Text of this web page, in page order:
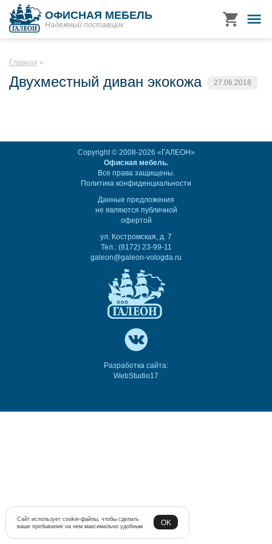
ОФИСНАЯ МЕБЕЛЬ
Надежный поставщик
Главная
Двухместный диван экокожа 27.06.2018
Copyright © 2008-2026 «ГАЛЕОН»
Офисная мебель.
Все права защищены.
Политика конфиденциальности
Данные предложения
не являются публичной
офертой
ул. Костромская, д. 7
Тел.: (8172) 23-99-11
galeon@galeon-vologda.ru
Разработка сайта:
WebStudio17
Сайт использует cookie-файлы, чтобы сделать
ваше пребывание на нем максимально удобным
OK